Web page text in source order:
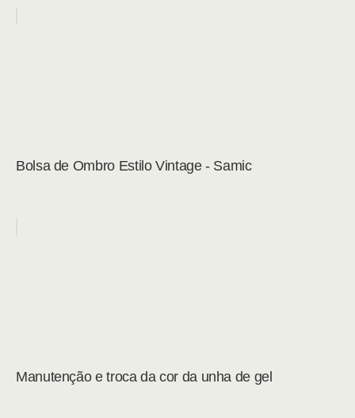
Bolsa de Ombro Estilo Vintage - Samic
Manutenção e troca da cor da unha de gel